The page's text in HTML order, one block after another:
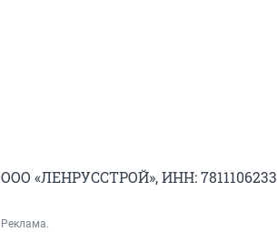
ООО «ЛЕНРУССТРОЙ», ИНН: 7811106233
Реклама.